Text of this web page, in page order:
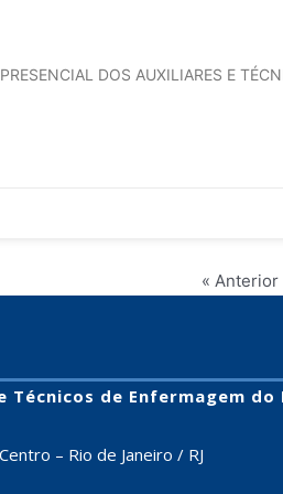
DOS AUXILIARES E
« Anterior
Técnicos de Enfermagem
– Rio de Janeiro / RJ